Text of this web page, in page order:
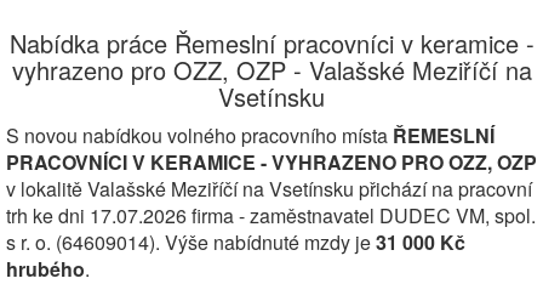
Nabídka práce Řemeslní pracovníci v keramice -
vyhrazeno pro OZZ, OZP - Valašské Meziříčí na
Vsetínsku
S novou nabídkou volného pracovního místa ŘEMESLNÍ
PRACOVNÍCI V KERAMICE - VYHRAZENO PRO OZZ, OZP
v lokalitě Valašské Meziříčí na Vsetínsku přichází na pracovní
trh ke dni 17.07.2026 firma - zaměstnavatel DUDEC VM, spol.
s r. o. (64609014). Výše nabídnuté mzdy je31 000 Kč
hrubého.